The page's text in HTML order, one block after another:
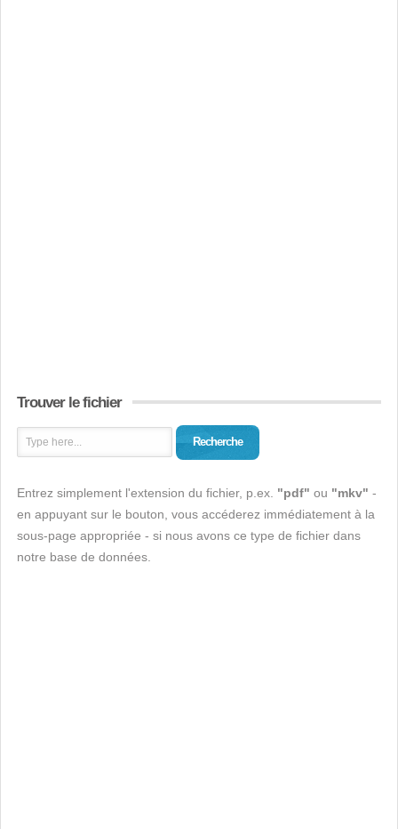
Trouver le fichier
Recherche
Entrez simplement l'extension du fichier, p.ex. "pdf" ou "mkv" -
en appuyant sur le bouton, vous accéderez immédiatement à la
sous-page appropriée - si nous avons ce type de fichier dans
notre base de données.